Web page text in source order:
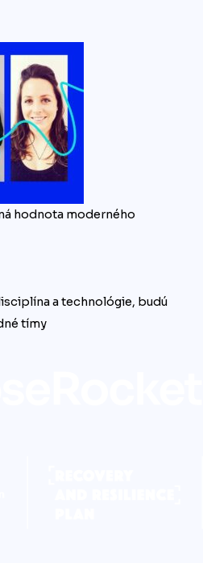
hodnota moderného
a technológie, budú
tímy